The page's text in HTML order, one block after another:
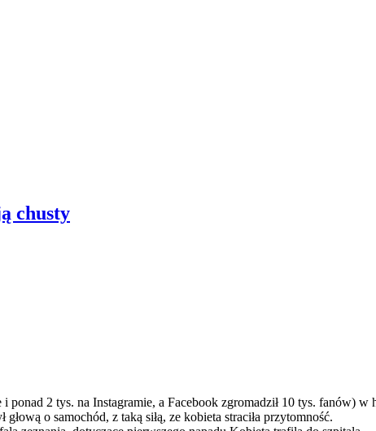
chusty
2 tys. na Instagramie, a Facebook zgromadził 10 tys. fanów) w
o samochód, z taką siłą, ze kobieta straciła przytomność.